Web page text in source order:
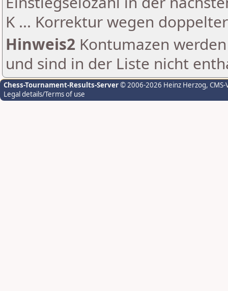
K ... Korrektur wegen
Hinweis2 Kontumazen
und sind in der Liste nicht
Chess-Tournament-Results-Server© 2006-2026 Heinz Herzog,
Legal details/Terms of use